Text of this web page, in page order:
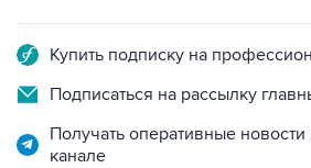
Купить подписку на
Подписаться на рассылку
Получать оперативные
канале